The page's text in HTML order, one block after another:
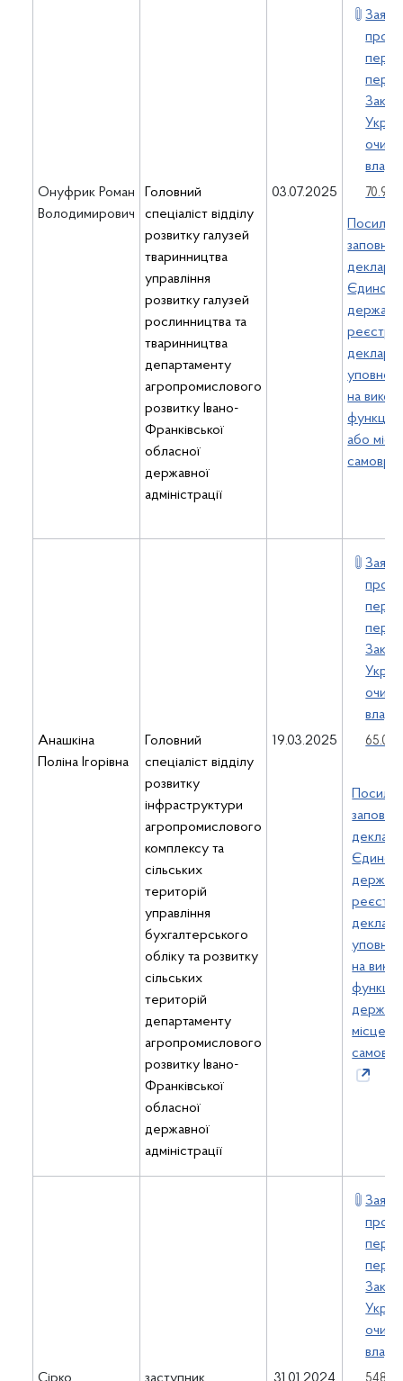
Онуфрик Роман
Володимирович
Головний
спеціаліст відділу
розвитку галузей
тваринництва
управління
розвитку галузей
рослинництва та
тваринництва
департаменту
агропромислового
розвитку Івано-
Франківської
обласної
державної
адміністрації
03.07.2025 70.96
Єдиному
реєстрі
на
функцій
або
Анашкіна
Поліна Ігорівна
Головний
спеціаліст відділу
розвитку
інфраструктури
агропромислового
комплексу та
сільських
територій
управління
бухгалтерського
обліку та розвитку
сільських
територій
департаменту
агропромислового
розвитку Івано-
Франківської
обласної
державної
адміністрації
19.03.2025 65.01
реєстрі
на
функцій